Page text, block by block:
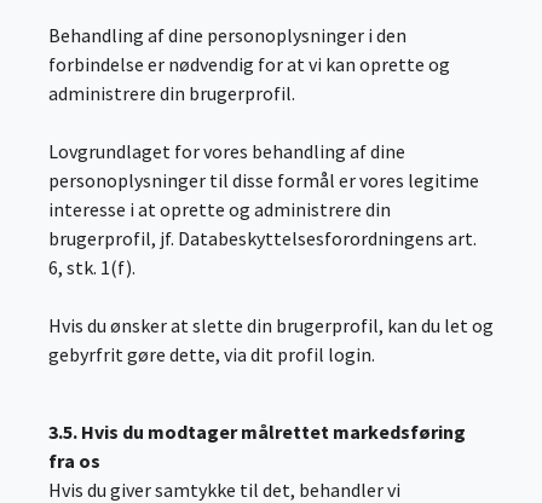
Behandling af dine personoplysninger i den
forbindelse er nødvendig for at vi kan oprette og
administrere din brugerprofil.
Lovgrundlaget for vores behandling af dine
personoplysninger til disse formål er vores legitime
interesse i at oprette og administrere din
brugerprofil, jf. Databeskyttelsesforordningens art.
6, stk. 1(f).
Hvis du ønsker at slette din brugerprofil, kan du let og
gebyrfrit gøre dette, via dit profil login.
3.5. Hvis du modtager målrettet markedsføring
fra os
Hvis du giver samtykke til det, behandler vi